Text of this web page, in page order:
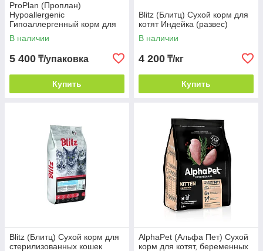
ProPlan (Проплан)
Hypoallergenic
Гипоаллергенный корм для
кошек, 325 г
В наличии
5 400 ₸/упаковка
Купить
Blitz (Блитц) Сухой корм для
котят Индейка (развес)
В наличии
4 200 ₸/кг
Купить
Blitz (Блитц) Сухой корм для
стерилизованных кошек
AlphaPet (Альфа Пет) Сухой
корм для котят, беременных